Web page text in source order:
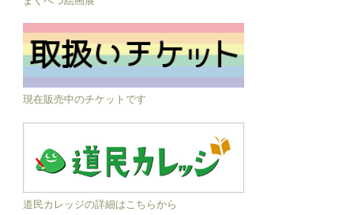
現在販売中のチケットです
道民カレッジの詳細はこちらから